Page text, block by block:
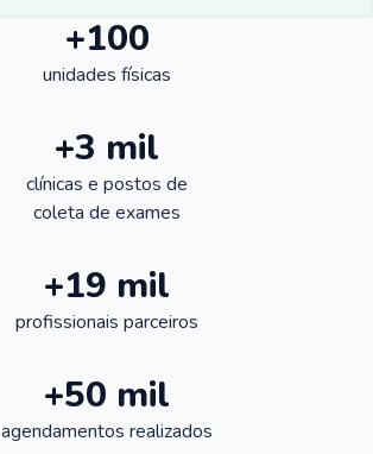
+100
unidades físicas
+3 mil
clínicas e postos de
coleta de exames
+19 mil
profissionais parceiros
+50 mil
agendamentos realizados